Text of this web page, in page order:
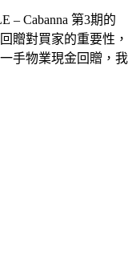
– Cabanna 第3期的
贈對買家的重要性，
手物業現金回贈，我